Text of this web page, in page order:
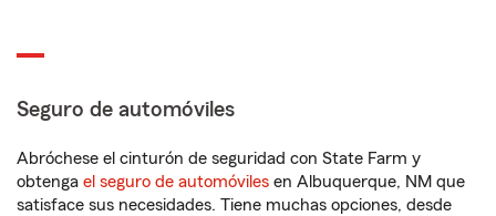
Seguro de automóviles
Abróchese el cinturón de seguridad con State Farm y
obtenga el seguro de automóviles en Albuquerque, NM que
satisface sus necesidades. Tiene muchas opciones, desde